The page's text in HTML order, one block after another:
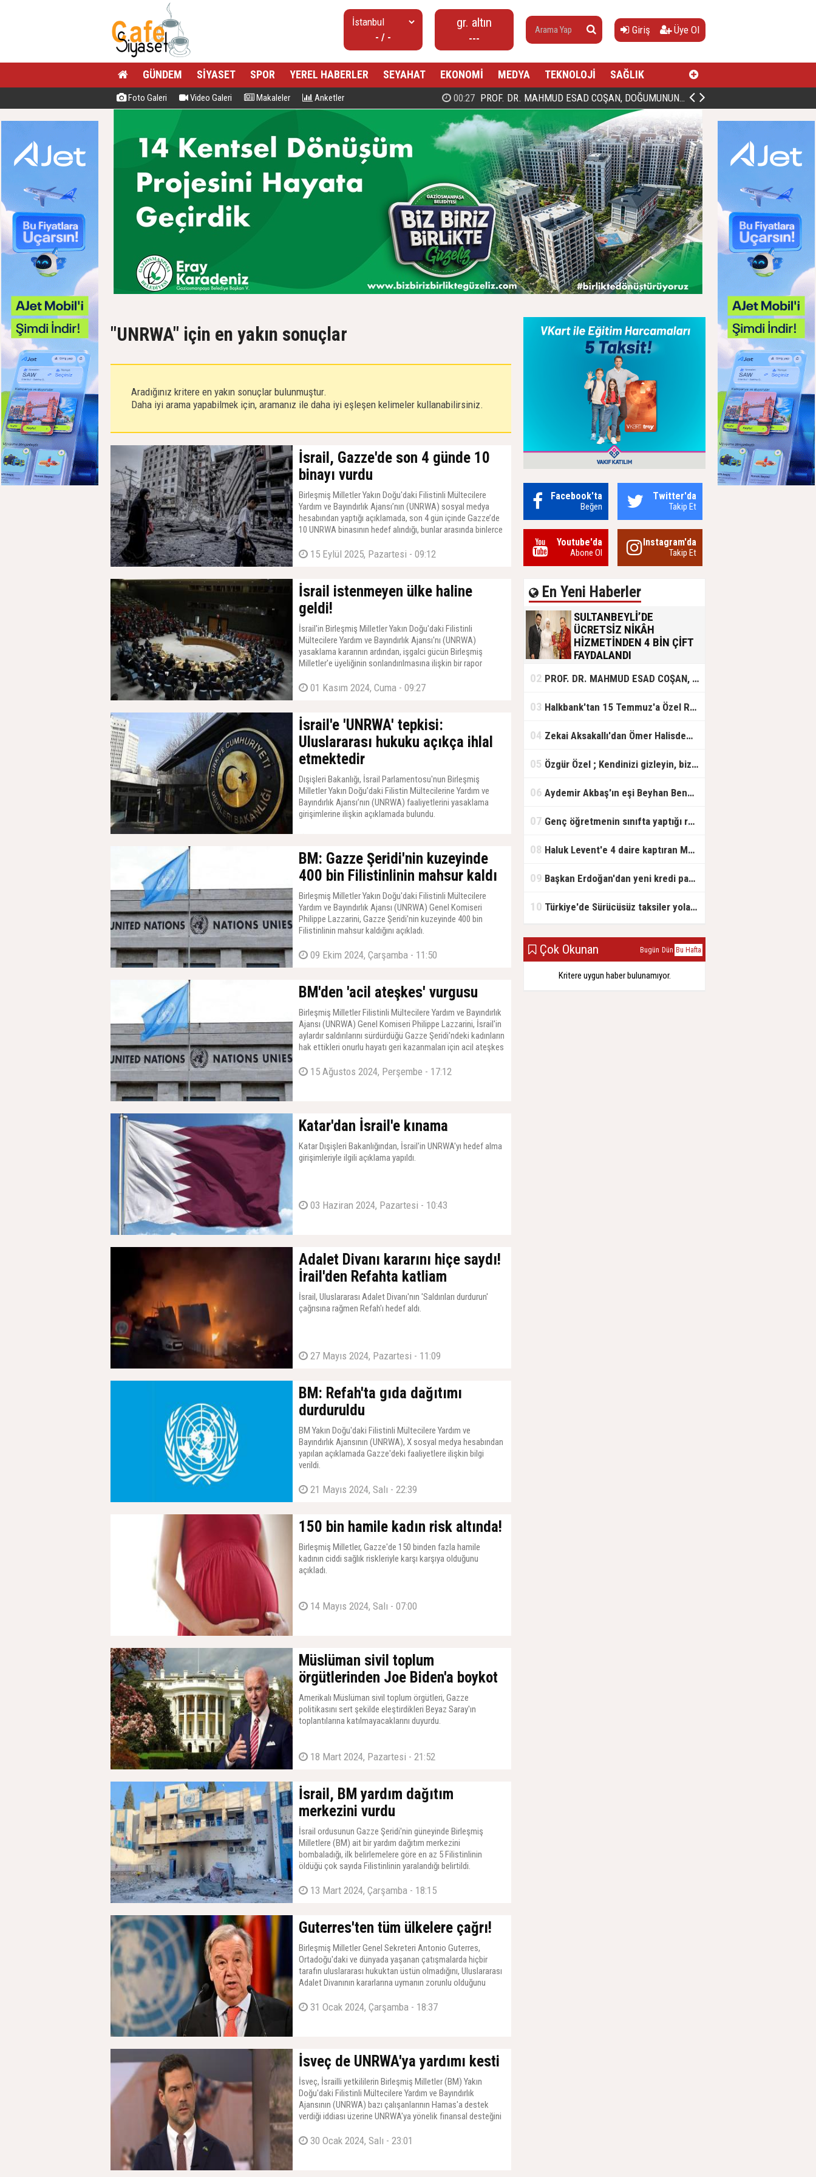
- / -
gr. altın
---
Giriş Üye Ol
GÜNDEM SİYASET SPOR YEREL HABERLER SEYAHAT EKONOMİ MEDYA TEKNOLOJİ SAĞLIK
Foto Galeri Video Galeri Makaleler Anketler 00:27 PROF. DR. MAHMUD ESAD COŞAN, DOĞUMUNUN HİCRÎ 91. YILINDA ELAZIĞ'DA YÂD EDİLECEK
"UNRWA" için en yakın sonuçlar
Aradığınız kritere en yakın sonuçlar bulunmuştur.
Daha iyi arama yapabilmek için, aramanız ile daha iyi eşleşen kelimeler kullanabilirsiniz.
İsrail, Gazze'de son 4 günde 10
binayı vurdu
Birleşmiş Milletler Yakın Doğu'daki Filistinli Mültecilere
Yardım ve Bayındırlık Ajansı’nın (UNRWA) sosyal medya
hesabından yaptığı açıklamada, son 4 gün içinde Gazze’de
10 UNRWA binasının hedef alındığı, bunlar arasında binlerce
ve 2 kliniğin bulunduğu ifade edildi.
15 Eylül 2025, Pazartesi - 09:12
İsrail istenmeyen ülke haline
geldi!
İsrail'in Birleşmiş Milletler Yakın Doğu'daki Filistinli
Mültecilere Yardım ve Bayındırlık Ajansı'nı (UNRWA)
yasaklama kararının ardından, işgalci gücün Birleşmiş
Milletler'e üyeliğinin sonlandırılmasına ilişkin bir rapor
01 Kasım 2024, Cuma - 09:27
İsrail'e 'UNRWA' tepkisi:
Uluslararası hukuku açıkça ihlal
etmektedir
Dışişleri Bakanlığı, İsrail Parlamentosu'nun Birleşmiş
Milletler Yakın Doğu’daki Filistin Mültecilerine Yardım ve
Bayındırlık Ajansı’nın (UNRWA) faaliyetlerini yasaklama
girişimlerine ilişkin açıklamada bulundu.
BM: Gazze Şeridi'nin kuzeyinde
400 bin Filistinlinin mahsur kaldı
Birleşmiş Milletler Yakın Doğu'daki Filistinli Mültecilere
Yardım ve Bayındırlık Ajansı (UNRWA) Genel Komiseri
Philippe Lazzarini, Gazze Şeridi'nin kuzeyinde 400 bin
Filistinlinin mahsur kaldığını açıkladı.
09 Ekim 2024, Çarşamba - 11:50
BM'den 'acil ateşkes' vurgusu
Birleşmiş Milletler Filistinli Mültecilere Yardım ve Bayındırlık
Ajansı (UNRWA) Genel Komiseri Philippe Lazzarini, İsrail'in
aylardır saldırılarını sürdürdüğü Gazze Şeridi'ndeki kadınların
hak ettikleri onurlu hayatı geri kazanmaları için acil ateşkes
15 Ağustos 2024, Perşembe - 17:12
Katar'dan İsrail'e kınama
Katar Dışişleri Bakanlığından, İsrail'in UNRWA'yı hedef alma
girişimleriyle ilgili açıklama yapıldı.
03 Haziran 2024, Pazartesi - 10:43
Adalet Divanı kararını hiçe saydı!
İrail'den Refahta katliam
İsrail, Uluslararası Adalet Divanı'nın 'Saldırıları durdurun'
çağrısına rağmen Refah'ı hedef aldı.
27 Mayıs 2024, Pazartesi - 11:09
BM: Refah'ta gıda dağıtımı
durduruldu
BM Yakın Doğu'daki Filistinli Mültecilere Yardım ve
Bayındırlık Ajansının (UNRWA), X sosyal medya hesabından
yapılan açıklamada Gazze'deki faaliyetlere ilişkin bilgi
verildi.
21 Mayıs 2024, Salı - 22:39
150 bin hamile kadın risk altında!
Birleşmiş Milletler, Gazze'de 150 binden fazla hamile
kadının ciddi sağlık riskleriyle karşı karşıya olduğunu
açıkladı.
14 Mayıs 2024, Salı - 07:00
Müslüman sivil toplum
örgütlerinden Joe Biden'a boykot
Amerikalı Müslüman sivil toplum örgütleri, Gazze
politikasını sert şekilde eleştirdikleri Beyaz Saray'ın
toplantılarına katılmayacaklarını duyurdu.
18 Mart 2024, Pazartesi - 21:52
İsrail, BM yardım dağıtım
merkezini vurdu
İsrail ordusunun Gazze Şeridi'nin güneyinde Birleşmiş
Milletlere (BM) ait bir yardım dağıtım merkezini
bombaladığı, ilk belirlemelere göre en az 5 Filistinlinin
öldüğü çok sayıda Filistinlinin yaralandığı belirtildi.
13 Mart 2024, Çarşamba - 18:15
Guterres'ten tüm ülkelere çağrı!
Birleşmiş Milletler Genel Sekreteri Antonio Guterres,
Ortadoğu'daki ve dünyada yaşanan çatışmalarda hiçbir
tarafın uluslararası hukuktan üstün olmadığını, Uluslararası
Adalet Divanının kararlarına uymanın zorunlu olduğunu
31 Ocak 2024, Çarşamba - 18:37
İsveç de UNRWA'ya yardımı kesti
İsveç, İsrailli yetkililerin Birleşmiş Milletler (BM) Yakın
Doğu'daki Filistinli Mültecilere Yardım ve Bayındırlık
Ajansının (UNRWA) bazı çalışanlarının Hamas'a destek
verdiği iddiası üzerine UNRWA'ya yönelik finansal desteğini
30 Ocak 2024, Salı - 23:01
Facebook'ta
Beğen
Twitter'da
Takip Et
Youtube'da
Abone Ol
Instagram'da
Takip Et
En Yeni Haberler
SULTANBEYLİ’DE
ÜCRETSİZ NİKÂH
HİZMETİNDEN 4 BİN ÇİFT
FAYDALANDI
olan gençlere destek amacıyla
başlattığı ücretsiz nikâh hizmetini
başlattıklarını belirten Sultanbeyli
ücretsiz hizmet vermenin
02 PROF. DR. MAHMUD ESAD COŞAN, DOĞUMUNUN HİCRÎ 91. YILINDA ELAZIĞ'DA YÂD EDİLECEK
03 Halkbank'tan 15 Temmuz'a Özel Reklam Filmi: "İrade Bizim, Zafer Bizim"
04 Zekai Aksakallı'dan Ömer Halisdemir'e 'vefa' ziyareti!
05 Özgür Özel ; Kendinizi gizleyin, bizden işaret bekleyin
06 Aydemir Akbaş'ın eşi Beyhan Benek Akbaş hayatını kaybetti
07 Genç öğretmenin sınıfta yaptığı rezil paylaşım
08 Haluk Levent'e 4 daire kaptıran Müteahhit soluğu savcılıkta aldı
09 Başkan Erdoğan'dan yeni kredi paketi müjdesi: 6 ay geri ödemesiz, 36 ay vadeli
10 Türkiye'de Sürücüsüz taksiler yola çıkmaya hazırlanıyor
Çok Okunan Bugün Dün Bu Hafta
Kritere uygun haber bulunamıyor.